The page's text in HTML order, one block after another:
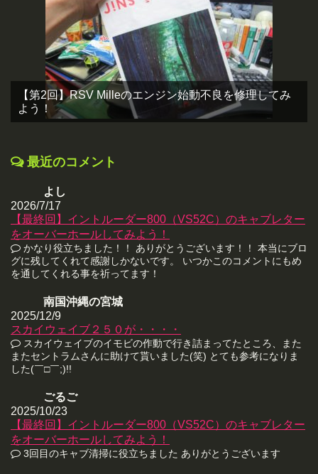
【第2回】RSV Milleのエンジン始動不良を修理してみ
よう！
最近のコメント
よし
2026/7/17
【最終回】イントルーダー800（VS52C）のキャブレター
をオーバーホールしてみよう！
かなり役立ちました！！ ありがとうございます！！ 本当にブロ
グに残してくれて感謝しかないです。 いつかこのコメントにもめ
を通してくれる事を祈ってます！
南国沖縄の宮城
2025/12/9
スカイウェイブ２５０が・・・・
スカイウェイブのイモビの作動で行き詰まってたところ、また
またセントラムさんに助けて貰いました(笑) とても参考になりま
した(￣□￣;)!!
ごるご
2025/10/23
【最終回】イントルーダー800（VS52C）のキャブレター
をオーバーホールしてみよう！
3回目のキャブ清掃に役立ちました ありがとうございます